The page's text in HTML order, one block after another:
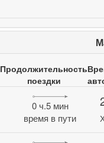
Продолжительность
поездки
0 ч.5 мин
время в пути